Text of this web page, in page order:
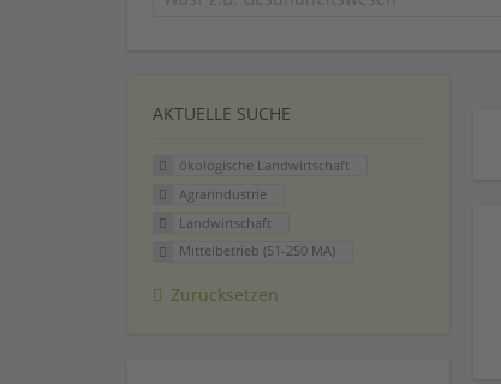
AKTUELLE SUCHE
ökologische Landwirtschaft
Agrarindustrie
Landwirtschaft
Mittelbetrieb (51-250 MA)
Zurücksetzen